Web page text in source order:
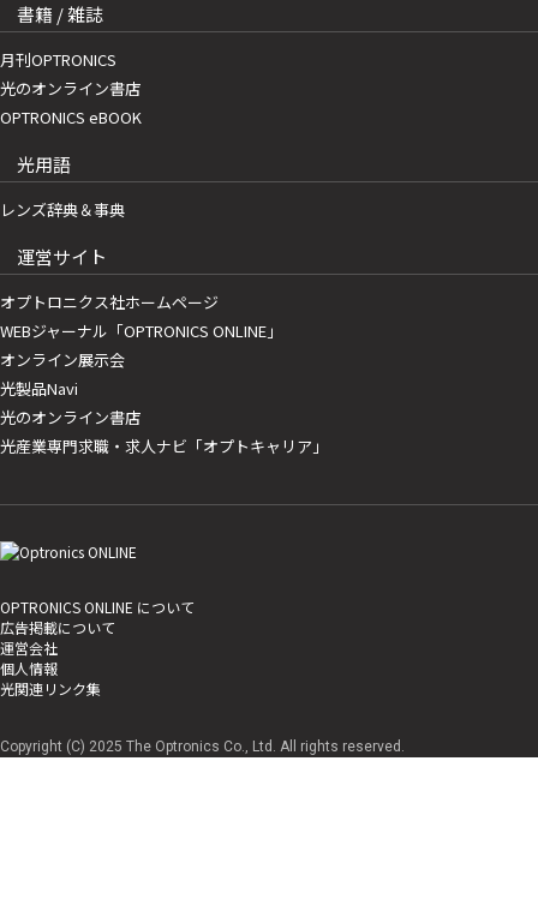
書籍 / 雑誌
月刊OPTRONICS
光のオンライン書店
OPTRONICS eBOOK
光用語
レンズ辞典＆事典
運営サイト
オプトロニクス社ホームページ
WEBジャーナル「OPTRONICS ONLINE」
オンライン展示会
光製品Navi
光のオンライン書店
光産業専門求職・求人ナビ「オプトキャリア」
OPTRONICS ONLINE について
広告掲載について
運営会社
個人情報
光関連リンク集
Copyright (C) 2025 The Optronics Co., Ltd. All rights reserved.